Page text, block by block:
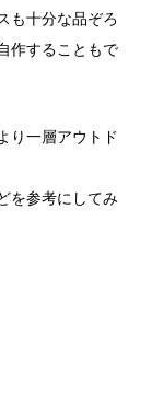
も十分な品ぞろ
作することもで
り一層アウトド
を参考にしてみ